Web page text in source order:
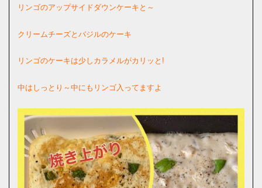
リンゴのアップサイドダウンケーキと～
クリームチーズとバジルのケーキ
リンゴのケーキは少しカラメルがカリッと!
中はしっとり～中にもリンゴ入ってますよ